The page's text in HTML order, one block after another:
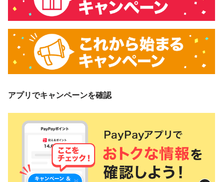
アプリでキャンペーンを確認